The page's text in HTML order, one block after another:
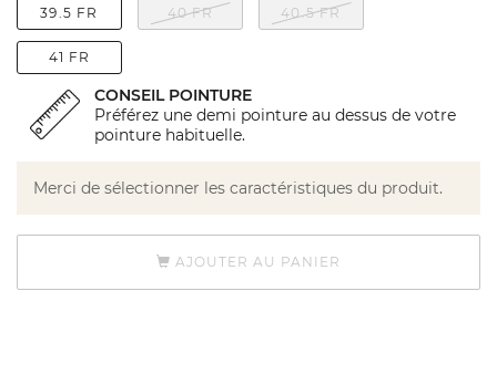
39.5 FR 40 FR 40.5 FR
41 FR
CONSEIL POINTURE
Préférez une demi pointure au dessus de votre
pointure habituelle.
Merci de sélectionner les caractéristiques du produit.
AJOUTER AU PANIER